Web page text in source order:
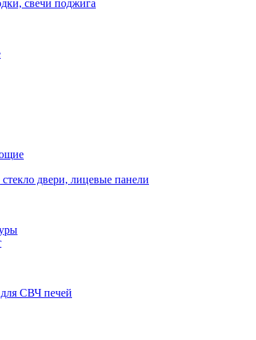
свечи поджига
двери, лицевые панели
для СВЧ печей